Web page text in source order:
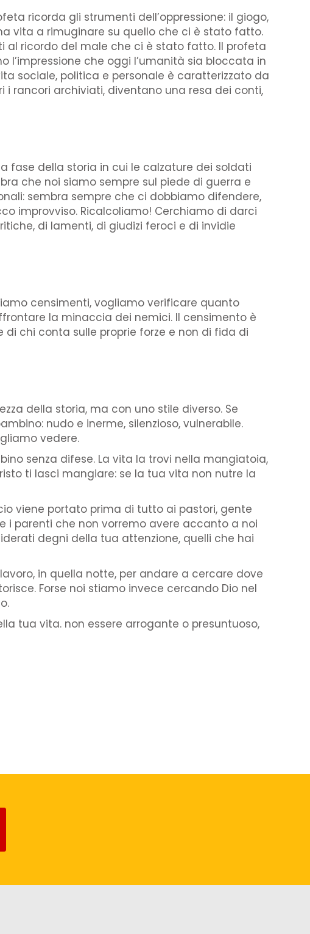
ricorda gli strumenti dell’oppressione: il giogo,
vita a rimuginare su quello che ci è stato fatto.
ricordo del male che ci è stato fatto. Il profeta
l’impressione che oggi l’umanità sia bloccata in
sociale, politica e personale è caratterizzato da
i rancori archiviati, diventano una resa dei conti,
fase della storia in cui le calzature dei soldati
che noi siamo sempre sul piede di guerra e
sembra sempre che ci dobbiamo difendere,
improvviso. Ricalcoliamo! Cerchiamo di darci
di lamenti, di giudizi feroci e di invidie
censimenti, vogliamo verificare quanto
la minaccia dei nemici. Il censimento è
di chi conta sulle proprie forze e non di fida di
della storia, ma con uno stile diverso. Se
nudo e inerme, silenzioso, vulnerabile.
vedere.
senza difese. La vita la trovi nella mangiatoia,
ti lasci mangiare: se la tua vita non nutre la
viene portato prima di tutto ai pastori, gente
i parenti che non vorremo avere accanto a noi
degni della tua attenzione, quelli che hai
in quella notte, per andare a cercare dove
Forse noi stiamo invece cercando Dio nel
tua vita. non essere arrogante o presuntuoso,